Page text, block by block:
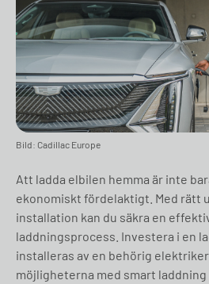
Bild: Cadillac Europe
Att ladda elbilen hemma är inte
ekonomiskt fördelaktigt. Med rätt
installation kan du säkra en
laddningsprocess. Investera i en
installeras av en behörig
möjligheterna med smart